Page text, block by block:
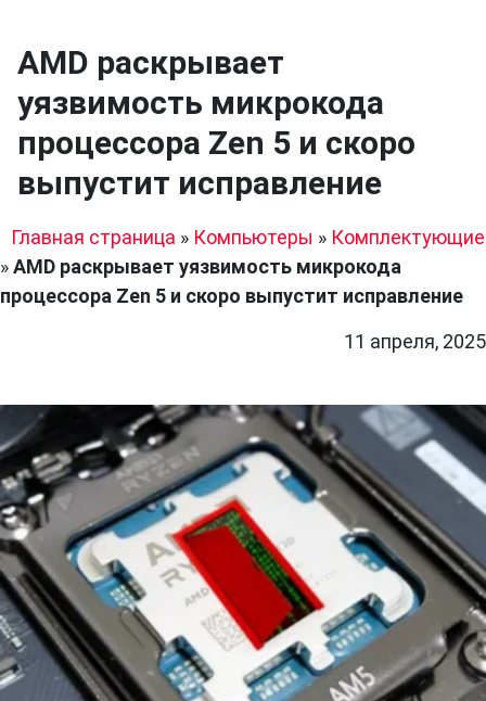
AMD раскрывает
уязвимость микрокода
процессора Zen 5 и скоро
выпустит исправление
Главная страница » Компьютеры » Комплектующие
»AMD раскрывает уязвимость микрокода
процессора Zen 5 и скоро выпустит исправление
11 апреля, 2025